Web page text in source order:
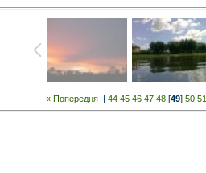
« Попередня| 44 45 46 47 48[49] 50 51